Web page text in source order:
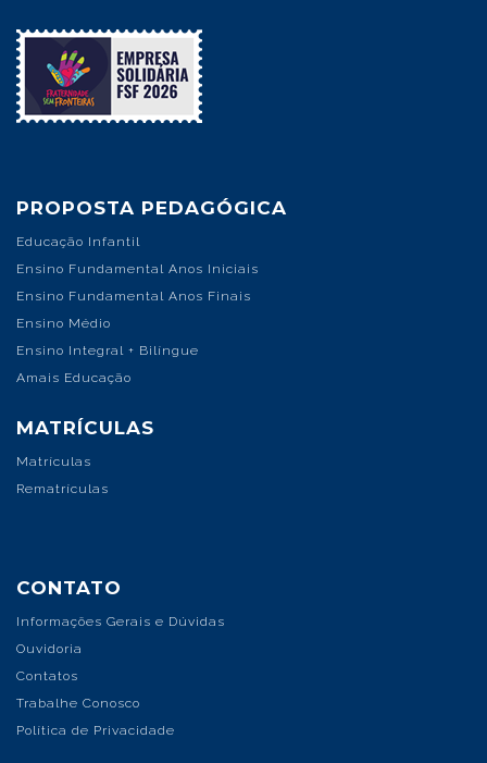
PROPOSTA PEDAGÓGICA
Educação Infantil
Ensino Fundamental Anos Iniciais
Ensino Fundamental Anos Finais
Ensino Médio
Ensino Integral + Bilíngue
Amais Educação
MATRÍCULAS
Matrículas
Rematrículas
CONTATO
Informações Gerais e Dúvidas
Ouvidoria
Contatos
Trabalhe Conosco
Política de Privacidade